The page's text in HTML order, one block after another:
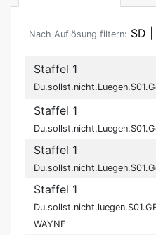
Nach Auflösung filtern: SD
Staffel 1
Staffel 1
Staffel 1
Staffel 1
WAYNE